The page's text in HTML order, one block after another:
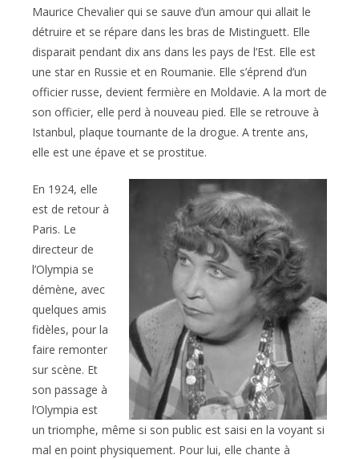
Maurice Chevalier qui se sauve d’un amour qui allait le
détruire et se répare dans les bras de Mistinguett. Elle
disparait pendant dix ans dans les pays de l’Est. Elle est
une star en Russie et en Roumanie. Elle s’éprend d’un
officier russe, devient fermière en Moldavie. A la mort de
son officier, elle perd à nouveau pied. Elle se retrouve à
Istanbul, plaque tournante de la drogue. A trente ans,
elle est une épave et se prostitue.
En 1924, elle
est de retour à
Paris. Le
directeur de
l’Olympia se
démène, avec
quelques amis
fidèles, pour la
faire remonter
sur scène. Et
son passage à
l’Olympia est
un triomphe, même si son public est saisi en la voyant si
mal en point physiquement. Pour lui, elle chante à